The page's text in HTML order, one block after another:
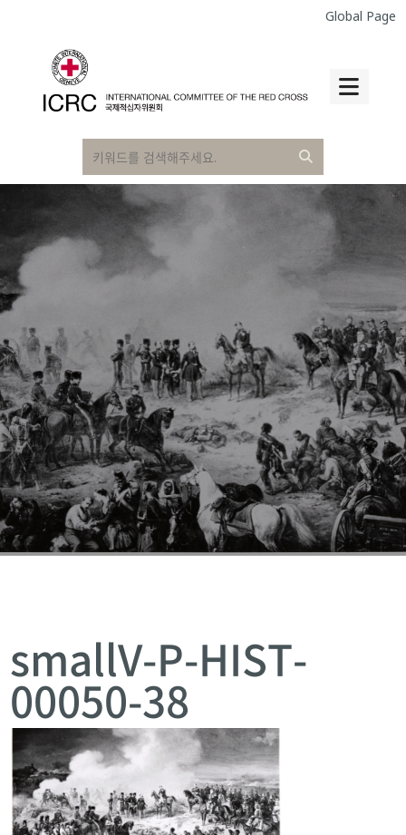
Global Page
smallV-P-HIST-
00050-38